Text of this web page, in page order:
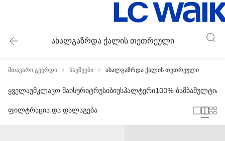
ახალგაზრდა ქალის თეთრეული
მთავარი გვერდი ბავშვები ახალგაზრდა ქალის თეთრეული
ყველაუმკლავო მაისურიტრუსიბიუსჰალტერი100% ბამბა
ფილტრაცია და დალაგება